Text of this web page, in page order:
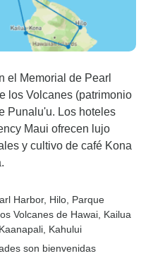
el Memorial de Pearl
los Volcanes (patrimonio
Punalu'u. Los hoteles
Maui ofrecen lujo
y cultivo de café Kona
Harbor, Hilo , Parque
Volcanes de Hawai , Kailua
Kaanapali , Kahului
son bienvenidas